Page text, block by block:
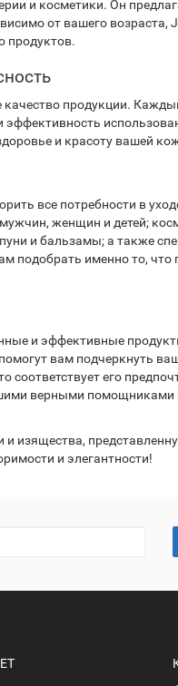
и косметики. Он
от вашего возраста,
продуктов.
продукции.
и красоту вашей
все потребности в
женщин и детей;
и бальзамы; а также
подобрать именно то,
и эффективные
вам подчеркнуть
его
верными помощниками
изящества,
и элегантности!